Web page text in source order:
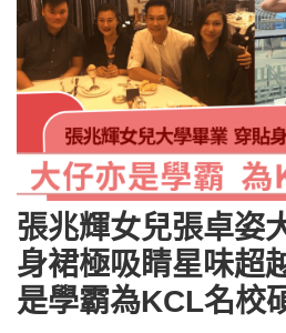
張兆輝女兒張卓姿
身裙極吸睛星味超
是學霸為KCL名校